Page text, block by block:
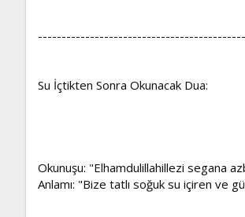
Su İçtikten Sonra Okunacak Dua:
Okunuşu: "Elhamdulillahillezi segana
Anlamı: "Bize tatlı soğuk su içiren ve